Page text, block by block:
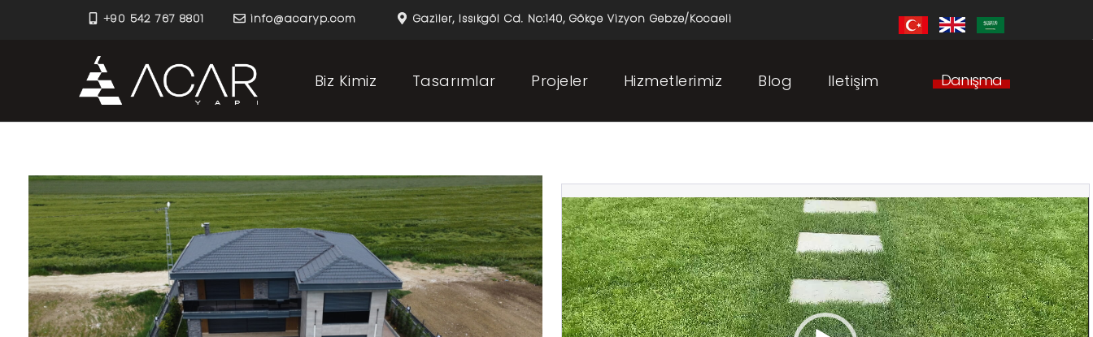
+90 542 767 8801 info@acaryp.com Gaziler, Issıkgöl Cd. No:140, Gökçe Vizyon Gebze/Kocaeli
Biz Kimiz Tasarımlar Projeler Hizmetlerimiz Blog Iletişim Danışma
Video
oynatıcı